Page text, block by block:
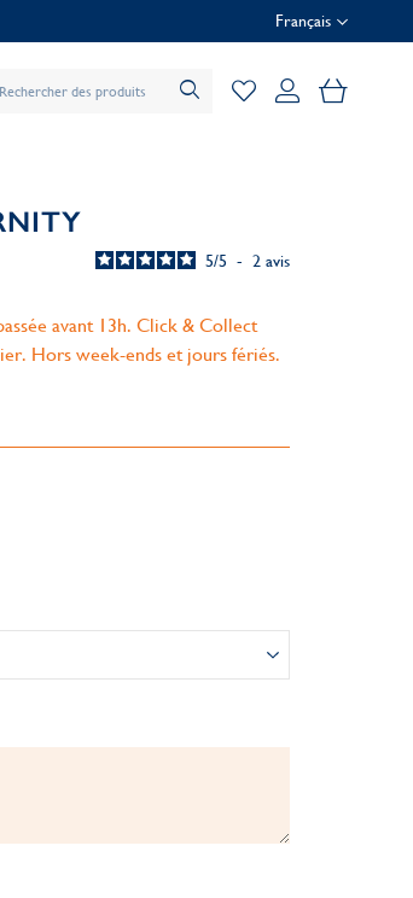
Français
Mon
5/5 - 2 avis
avant 13h. Click & Collect
Hors week-ends et jours fériés.